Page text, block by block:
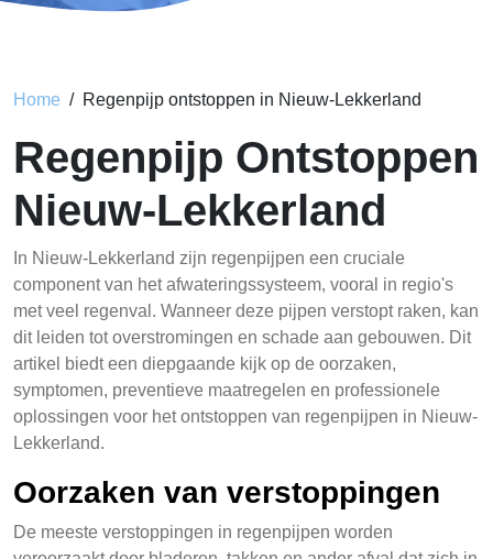
Home Regenpijp ontstoppen in Nieuw-Lekkerland
Regenpijp Ontstoppen
Nieuw-Lekkerland
In Nieuw-Lekkerland zijn regenpijpen een cruciale
component van het afwateringssysteem, vooral in regio's
met veel regenval. Wanneer deze pijpen verstopt raken, kan
dit leiden tot overstromingen en schade aan gebouwen. Dit
artikel biedt een diepgaande kijk op de oorzaken,
symptomen, preventieve maatregelen en professionele
oplossingen voor het ontstoppen van regenpijpen in Nieuw-
Lekkerland.
Oorzaken van verstoppingen
De meeste verstoppingen in regenpijpen worden